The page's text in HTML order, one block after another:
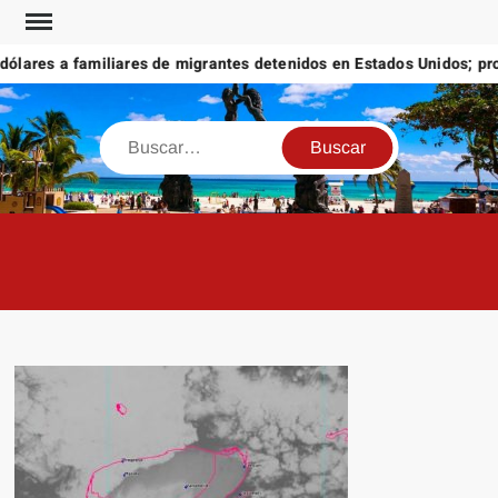
Saltar
contenido
a familiares de migrantes detenidos en Estados Unidos;
Buscar